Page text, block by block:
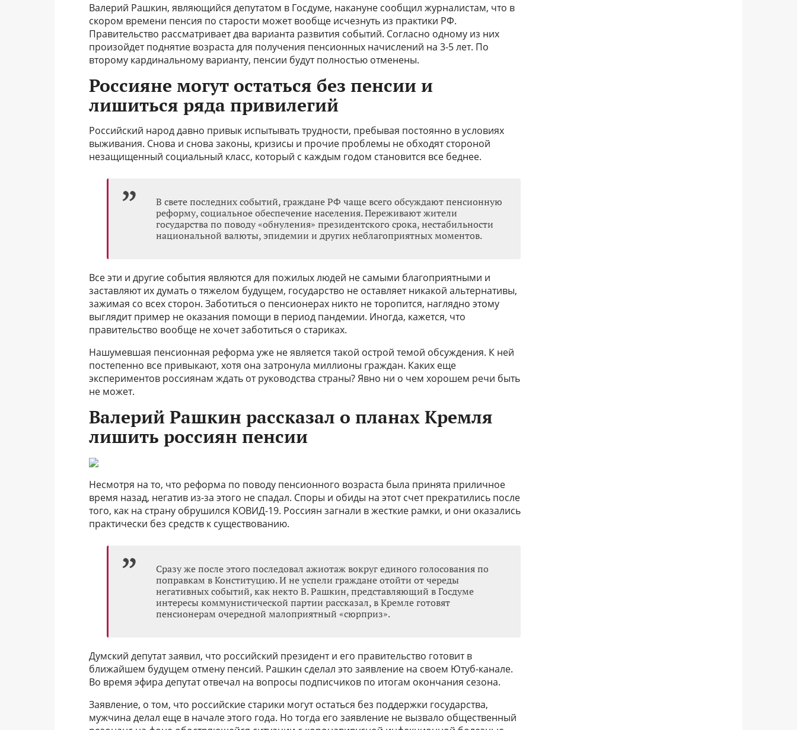
Валерий Рашкин, являющийся депутатом в Госдуме, накануне сообщил журналистам, что в
скором времени пенсия по старости может вообще исчезнуть из практики РФ.
Правительство рассматривает два варианта развития событий. Согласно одному из них
произойдет поднятие возраста для получения пенсионных начислений на 3-5 лет. По
второму кардинальному варианту, пенсии будут полностью отменены.
Россияне могут остаться без пенсии и
лишиться ряда привилегий
Российский народ давно привык испытывать трудности, пребывая постоянно в условиях
выживания. Снова и снова законы, кризисы и прочие проблемы не обходят стороной
незащищенный социальный класс, который с каждым годом становится все беднее.
В свете последних событий, граждане РФ чаще всего обсуждают пенсионную
реформу, социальное обеспечение населения. Переживают жители
государства по поводу «обнуления» президентского срока, нестабильности
национальной валюты, эпидемии и других неблагоприятных моментов.
Все эти и другие события являются для пожилых людей не самыми благоприятными и
заставляют их думать о тяжелом будущем, государство не оставляет никакой альтернативы,
зажимая со всех сторон. Заботиться о пенсионерах никто не торопится, наглядно этому
выглядит пример не оказания помощи в период пандемии. Иногда, кажется, что
правительство вообще не хочет заботиться о стариках.
Нашумевшая пенсионная реформа уже не является такой острой темой обсуждения. К ней
постепенно все привыкают, хотя она затронула миллионы граждан. Каких еще
экспериментов россиянам ждать от руководства страны? Явно ни о чем хорошем речи быть
не может.
Валерий Рашкин рассказал о планах Кремля
лишить россиян пенсии
Несмотря на то, что реформа по поводу пенсионного возраста была принята приличное
время назад, негатив из-за этого не спадал. Споры и обиды на этот счет прекратились после
того, как на страну обрушился КОВИД-19. Россиян загнали в жесткие рамки, и они оказались
практически без средств к существованию.
Сразу же после этого последовал ажиотаж вокруг единого голосования по
поправкам в Конституцию. И не успели граждане отойти от череды
негативных событий, как некто В. Рашкин, представляющий в Госдуме
интересы коммунистической партии рассказал, в Кремле готовят
пенсионерам очередной малоприятный «сюрприз».
Думский депутат заявил, что российский президент и его правительство готовит в
ближайшем будущем отмену пенсий. Рашкин сделал это заявление на своем Ютуб-канале.
Во время эфира депутат отвечал на вопросы подписчиков по итогам окончания сезона.
Заявление, о том, что российские старики могут остаться без поддержки государства,
мужчина делал еще в начале этого года. Но тогда его заявление не вызвало общественный